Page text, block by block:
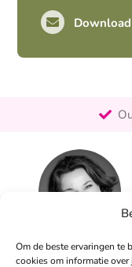
Om de beste ervaringen
cookies om informatie